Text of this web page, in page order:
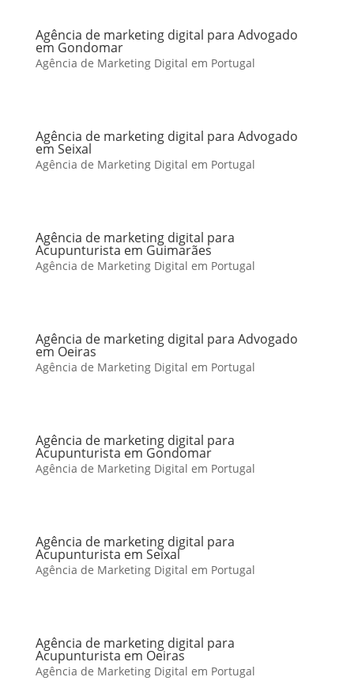
Agência de marketing digital para Advogado
em Gondomar
Agência de Marketing Digital em Portugal
Agência de marketing digital para Advogado
em Seixal
Agência de Marketing Digital em Portugal
Agência de marketing digital para
Acupunturista em Guimarães
Agência de Marketing Digital em Portugal
Agência de marketing digital para Advogado
em Oeiras
Agência de Marketing Digital em Portugal
Agência de marketing digital para
Acupunturista em Gondomar
Agência de Marketing Digital em Portugal
Agência de marketing digital para
Acupunturista em Seixal
Agência de Marketing Digital em Portugal
Agência de marketing digital para
Acupunturista em Oeiras
Agência de Marketing Digital em Portugal